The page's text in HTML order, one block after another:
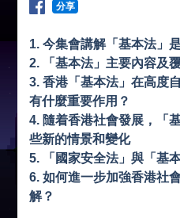
分享
1. 今集會講解「基本法」
2. 「基本法」主要內容及
3. 香港「基本法」在高度
有什麼重要作用？
4. 隨着香港社會發展，「
些新的情景和變化
5. 「國家安全法」與「基
6. 如何進一步加強香港社
解？